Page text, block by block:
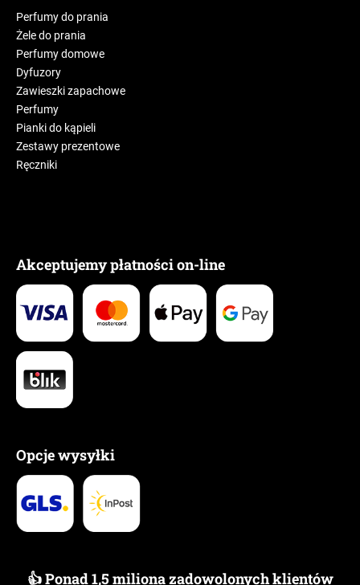
Perfumy do prania
Żele do prania
Perfumy domowe
Dyfuzory
Zawieszki zapachowe
Perfumy
Pianki do kąpieli
Zestawy prezentowe
Ręczniki
Akceptujemy płatności on-line
Opcje wysyłki
👍 Ponad 1,5 miliona zadowolonych klientów